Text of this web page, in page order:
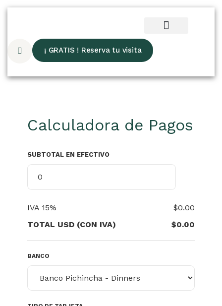
¡ GRATIS ! Reserva tu visita
Calculadora de Pagos
SUBTOTAL EN EFECTIVO
IVA 15%
$0.00
TOTAL USD (CON IVA)
$0.00
BANCO